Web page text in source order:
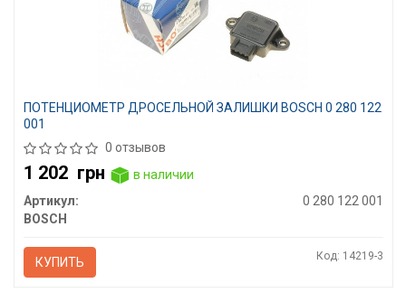
ПОТЕНЦИОМЕТР ДРОСЕЛЬНОЙ ЗАЛИШКИ BOSCH 0 280 122
001
0 отзывов
1 202 грн
в наличии
Артикул:
0 280 122 001
BOSCH
КУПИТЬ Код: 14219-3